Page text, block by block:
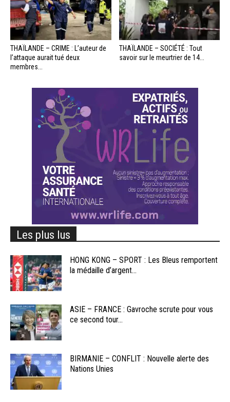
THAÏLANDE – CRIME : L’auteur de
l’attaque aurait tué deux
membres...
THAÏLANDE – SOCIÉTÉ : Tout
savoir sur le meurtrier de 14...
Les plus lus
HONG KONG – SPORT : Les Bleus remportent
la médaille d’argent...
ASIE – FRANCE : Gavroche scrute pour vous
ce second tour...
BIRMANIE – CONFLIT : Nouvelle alerte des
Nations Unies